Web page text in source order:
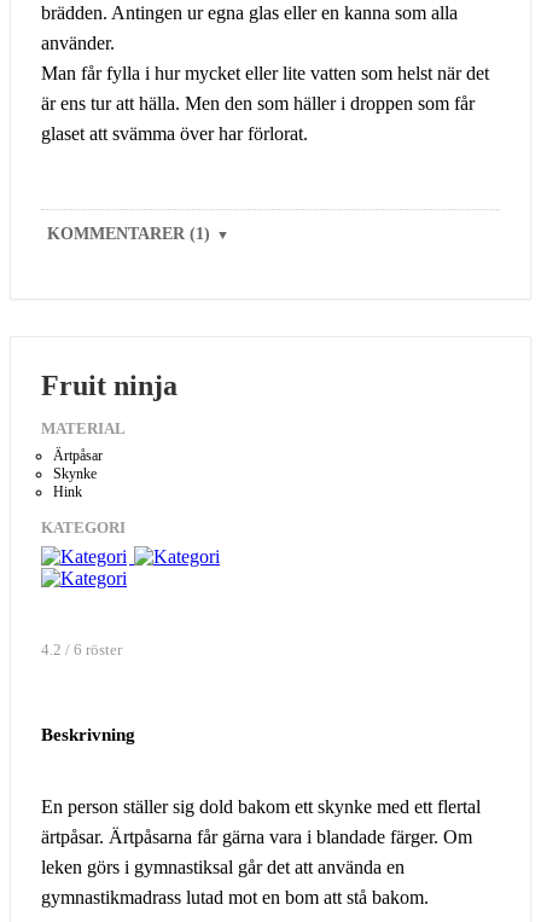
brädden. Antingen ur egna glas eller en kanna som alla
använder.
Man får fylla i hur mycket eller lite vatten som helst när det
är ens tur att hälla. Men den som häller i droppen som får
glaset att svämma över har förlorat.
KOMMENTARER (1) ▼
Fruit ninja
MATERIAL
Ärtpåsar
Skynke
Hink
KATEGORI
4.2 / 6 röster
Beskrivning
En person ställer sig dold bakom ett skynke med ett flertal
ärtpåsar. Ärtpåsarna får gärna vara i blandade färger. Om
leken görs i gymnastiksal går det att använda en
gymnastikmadrass lutad mot en bom att stå bakom.